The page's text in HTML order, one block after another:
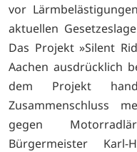
vor
aktuellen
Das Projekt »Silent
Aachen ausdrücklich
dem Projekt
Zusammenschluss
gegen
Bürgermeister